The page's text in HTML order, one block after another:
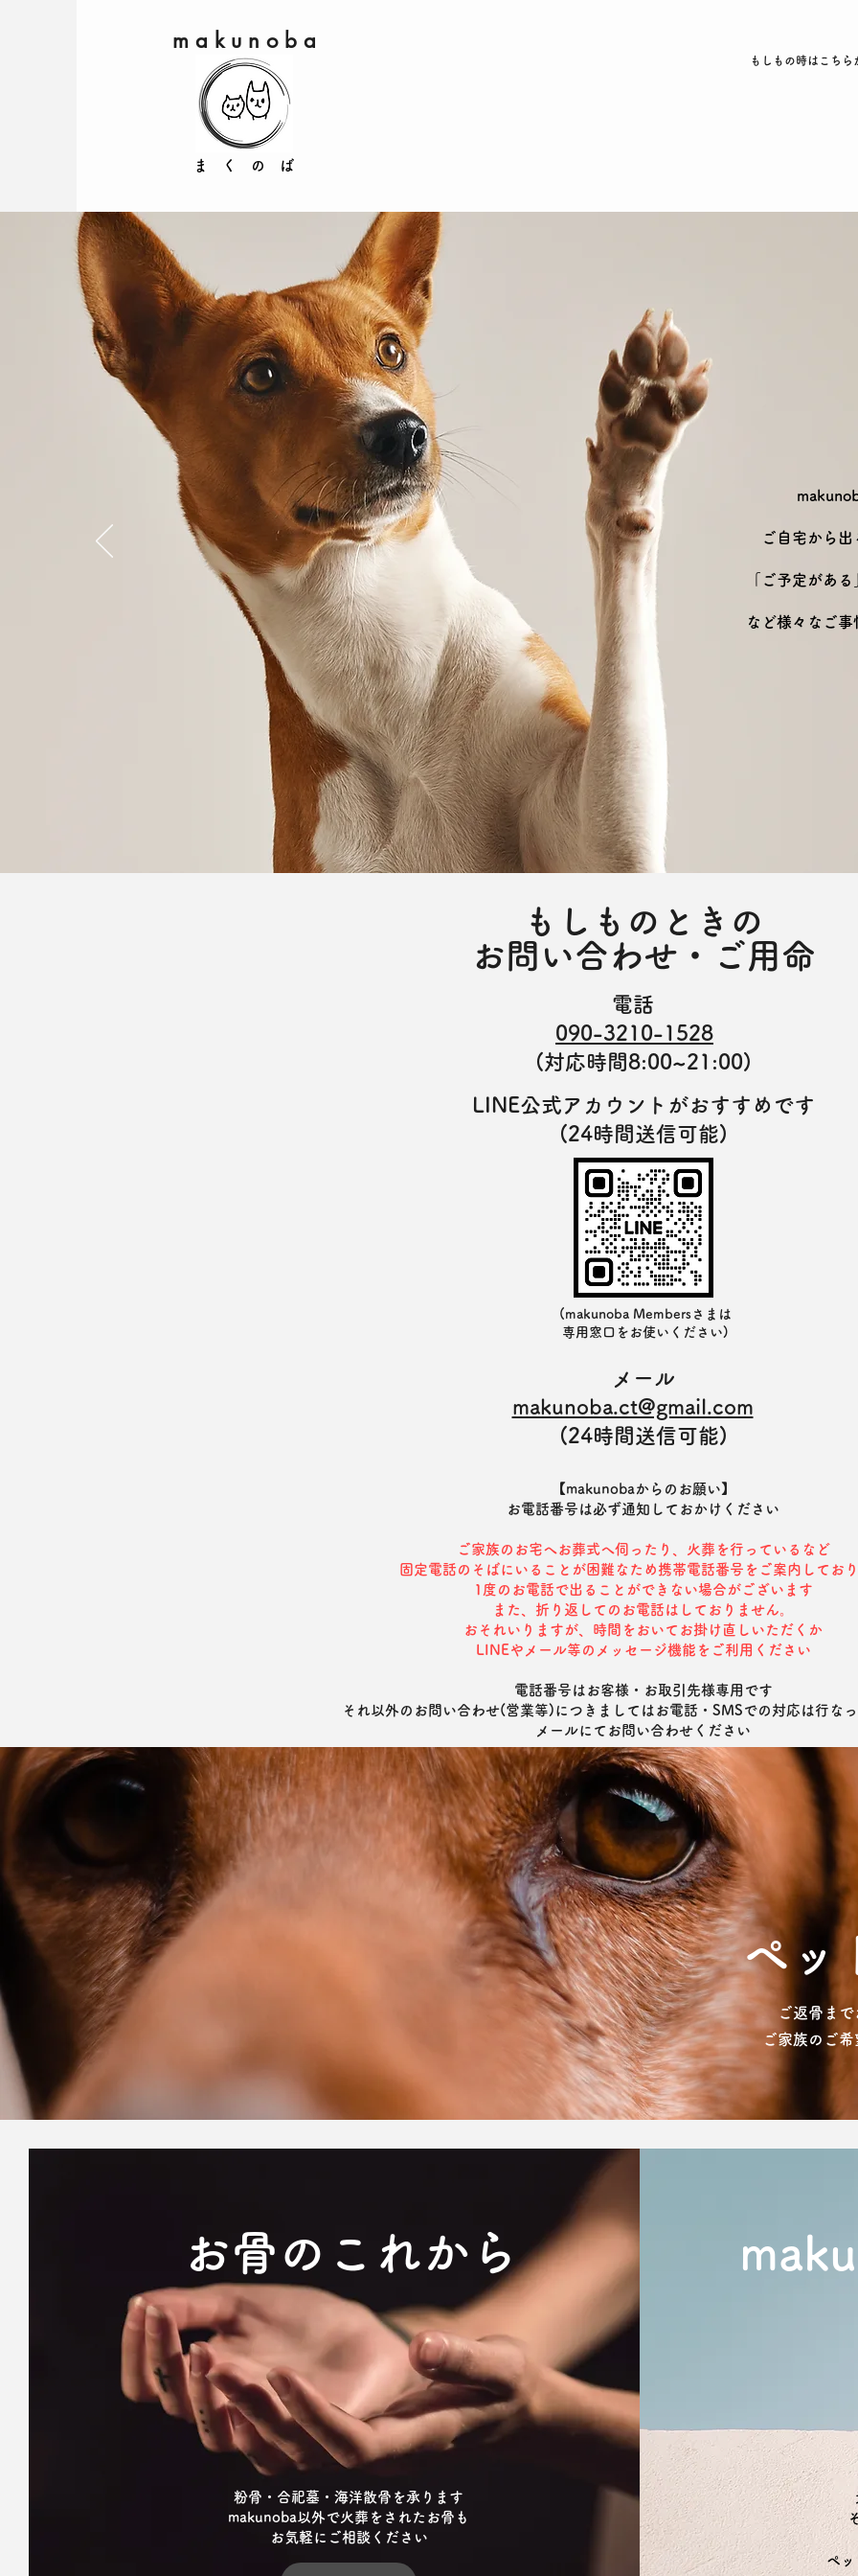
m a k u n o b a
​ ま く の ば
もしもの時はこちら
ご自宅から
「ご予定があ
など様々なご事
もしものときの
お問い合わせ・ご用命
電話
090-3210-1528
(対応時間8:00~21:00)
LINE公式アカウントがおすすめです
(24時間送信可能)
(makunoba Membersさまは
専用窓口をお使いください)
メール
makunoba.ct@gmail.com
(24時間送信可能)
【makunobaからのお願い】
​お電話番号は必ず通知しておかけください
ご家族のお宅へお葬式へ伺ったり、火葬を行っているなど
固定電話のそばにいることが困難なため携帯電話番号をご案内してお
1度のお電話で出ることができない場合がございます
また、折り返してのお電話はしておりません。
​おそれいりますが、時間をおいてお掛け直しいただくか
LINEやメール等のメッセージ機能をご利用ください
電話番号はお客様・お取引先様専用です
それ以外のお問い合わせ(営業等)につきましては お電話・SMSでの対応は行な
メールにてお問い合わせください
ペッ
ご返骨ま
ご家族のご
お骨のこれから
粉骨・合祀墓・海洋散骨を承ります
makunoba以外で火葬をされたお骨も
お気軽にご相談ください
ペ